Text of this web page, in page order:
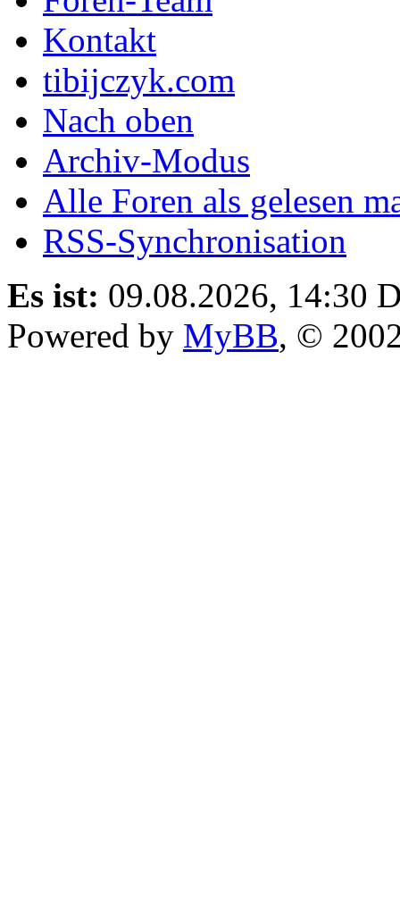
Kontakt
tibijczyk.com
Nach oben
Archiv-Modus
Alle Foren als gelesen
RSS-Synchronisation
Es ist: 09.08.2026, 14:30
Powered by MyBB, ©